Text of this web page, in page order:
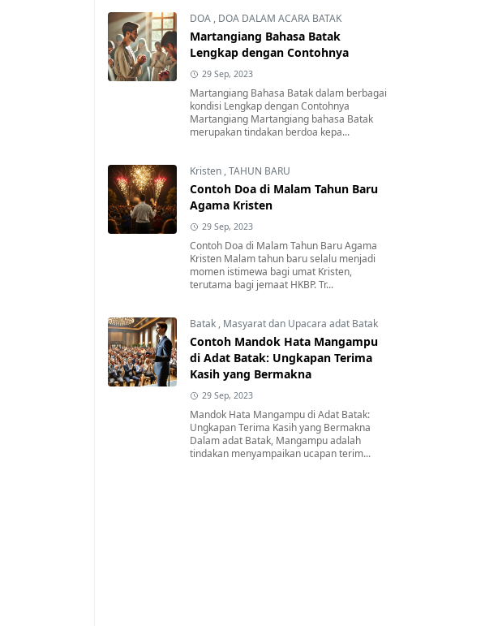
DOA , DOA DALAM ACARA BATAK
Martangiang Bahasa Batak
Lengkap dengan Contohnya
29 Sep, 2023
Martangiang Bahasa Batak dalam berbagai
kondisi Lengkap dengan Contohnya
Martangiang Martangiang bahasa Batak
merupakan tindakan berdoa kepa...
Kristen ,TAHUN BARU
Contoh Doa di Malam Tahun Baru
Agama Kristen
29 Sep, 2023
Contoh Doa di Malam Tahun Baru Agama
Kristen Malam tahun baru selalu menjadi
momen istimewa bagi umat Kristen,
terutama bagi jemaat HKBP. Tr...
Batak , Masyarat dan Upacara adat Batak
Contoh Mandok Hata Mangampu
di Adat Batak: Ungkapan Terima
Kasih yang Bermakna
29 Sep, 2023
Mandok Hata Mangampu di Adat Batak:
Ungkapan Terima Kasih yang Bermakna
Dalam adat Batak, Mangampu adalah
tindakan menyampaikan ucapan terim...